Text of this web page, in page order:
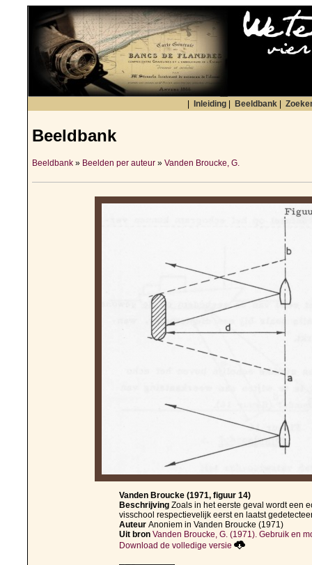
Inleiding Beeldbank
Beeldbank
Beeldbank » Beelden per auteur » Vanden Broucke, G.
Vanden Broucke (1971, figuur 14)
Beschrijving Zoals in het eerste geval wordt een
visschool respectievelijk eerst en laatst
Auteur Anoniem in Vanden Broucke (1971)
Uit bron Vanden Broucke, G. (1971). Gebruik en
Download de volledige versie